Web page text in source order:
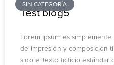
SIN CATEGORÍA
Test blog5
Lorem Ipsum es
de impresión y composición
sido el texto ficticio estándar